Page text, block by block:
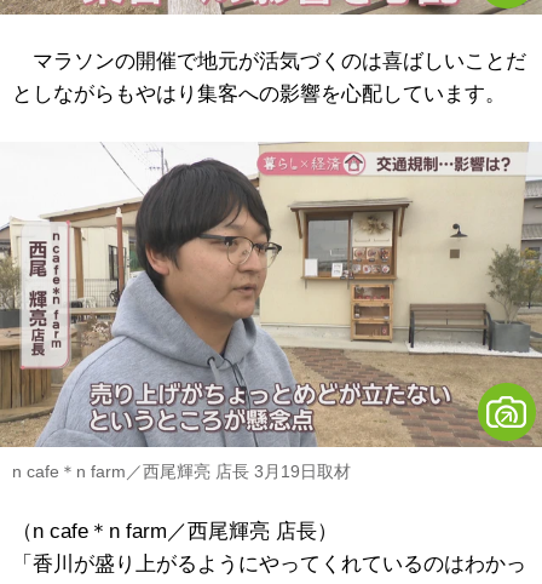
マラソンの開催で地元が活気づくのは喜ばしいことだ
としながらもやはり集客への影響を心配しています。
n cafe＊n farm／西尾輝亮 店長 3月19日取材
（n cafe＊n farm／西尾輝亮 店長）
「香川が盛り上がるようにやってくれているのはわかっ